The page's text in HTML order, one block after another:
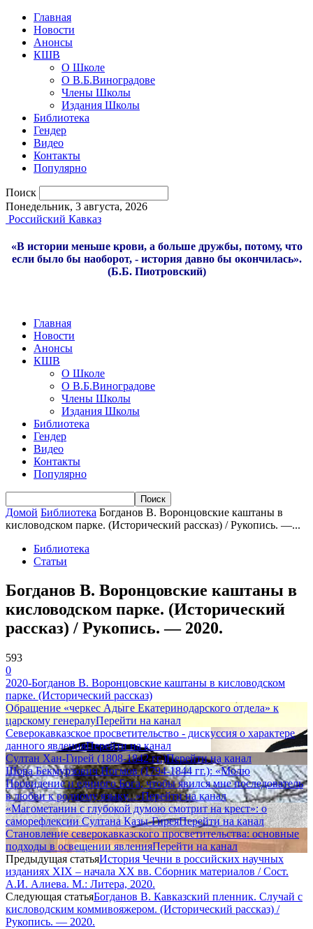
Главная
Новости
Анонсы
КШВ
О Школе
О В.Б.Виноградове
Члены Школы
Издания Школы
Библиотека
Гендер
Видео
Контакты
Популярно
Поиск
Понедельник, 3 августа, 2026
Российский Кавказ
«В истории меньше крови, а больше дружбы, потому, что
если было бы наоборот, - история давно бы окончилась».
(Б.Б. Пиотровский)
Главная
Новости
Анонсы
КШВ
О Школе
О В.Б.Виноградове
Члены Школы
Издания Школы
Библиотека
Гендер
Видео
Контакты
Популярно
Домой Библиотека Богданов В. Воронцовские каштаны в
кисловодском парке. (Исторический рассказ) / Рукопись. —...
Библиотека
Статьи
Богданов В. Воронцовские каштаны в
кисловодском парке. (Исторический
рассказ) / Рукопись. — 2020.
593
0
2020-Богданов В. Воронцовские каштаны в кисловодском
парке. (Исторический рассказ)
Обращение «черкес Адыге Екатеринодарского отдела» к
царскому генералуПерейти на канал
Северокавказское просветительство - дискуссия о характере
данного явленияПерейти на канал
Султан Хан-Гирей (1808-1842 гг.)Перейти на канал
Шора Бекмурзович Ногмов (1794-1844 гг.): «Молю
Провидение и единого Бога, чтобы явился мне последователь
в любви к родному языку...»Перейти на канал
«Магометанин с глубокой думою смотрит на крест»: о
саморефлексии Султана Казы-ГиреяПерейти на канал
Становление северокавказского просветительства: основные
подходы в освещении явленияПерейти на канал
Предыдущая статьяИстория Чечни в российских научных
изданиях ХΙХ – начала ХХ вв. Сборник материалов / Сост.
А.И. Алиева. М.: Литера, 2020.
Следующая статьяБогданов В. Кавказский пленник. Случай с
кисловодским коммивояжером. (Исторический рассказ) /
Рукопись. — 2020.